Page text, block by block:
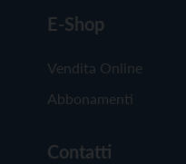
E-Shop
Vendita Online
Abbonamenti
Contatti